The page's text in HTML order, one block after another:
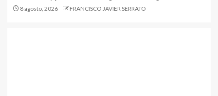
8 agosto, 2026 FRANCISCO JAVIER SERRATO